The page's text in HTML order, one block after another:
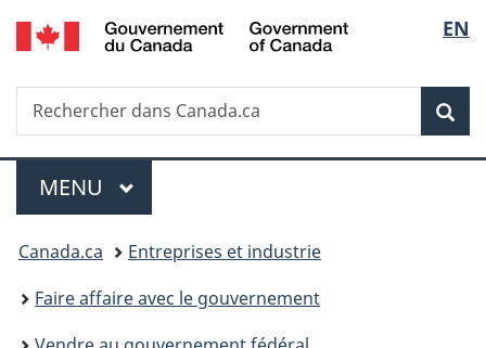
Passer
au
principal
Passer
à
Au
du
Passer
à
version
simplifiée
de
la
EN
Recherche
Rechercher
dans
Menu
MENU PRINCIPAL
Vous
êtes
ici :
Canada.ca
Entreprises et industrie
Faire affaire avec le gouvernement